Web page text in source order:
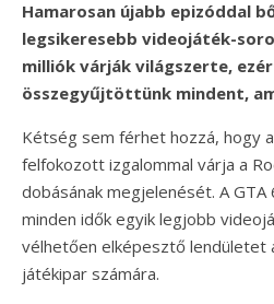
Hamarosan újabb epizóddal
legsikeresebb videojáték-
milliók várják világszerte,
összegyűjtöttünk mindent,
Kétség sem férhet hozzá, hogy
felfokozott izgalommal várja a
dobásának megjelenését. A
minden idők egyik legjobb
vélhetően elképesztő lendületet
játékipar számára.